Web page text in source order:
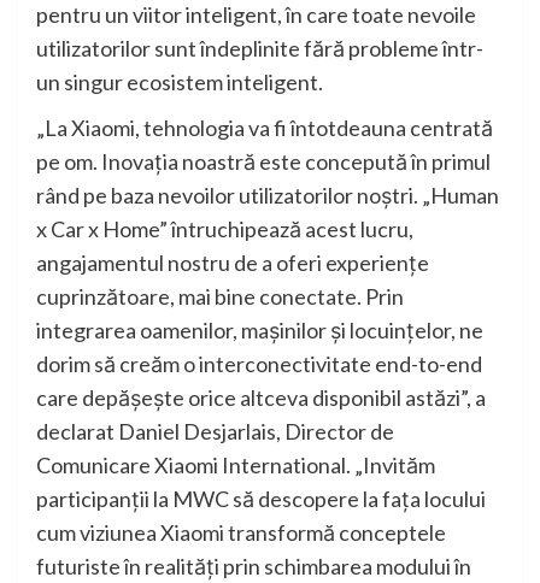
pentru un viitor inteligent, în care toate nevoile
utilizatorilor sunt îndeplinite fără probleme într-
un singur ecosistem inteligent.
„La Xiaomi, tehnologia va fi întotdeauna centrată
pe om. Inovația noastră este concepută în primul
rând pe baza nevoilor utilizatorilor noștri. „Human
x Car x Home” întruchipează acest lucru,
angajamentul nostru de a oferi experiențe
cuprinzătoare, mai bine conectate. Prin
integrarea oamenilor, mașinilor și locuințelor, ne
dorim să creăm o interconectivitate end-to-end
care depășește orice altceva disponibil astăzi”, a
declarat Daniel Desjarlais, Director de
Comunicare Xiaomi International. „Invităm
participanții la MWC să descopere la fața locului
cum viziunea Xiaomi transformă conceptele
futuriste în realități prin schimbarea modului în